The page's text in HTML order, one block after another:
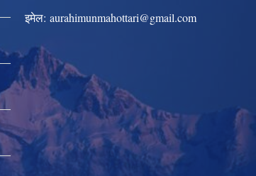
इमेल: aurahimunmahottari@gmail.com